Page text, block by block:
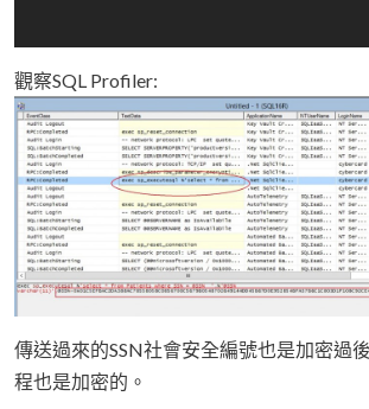
觀察SQL Profiler:
傳送過來的SSN社會安全編號也是加密過
程也是加密的。